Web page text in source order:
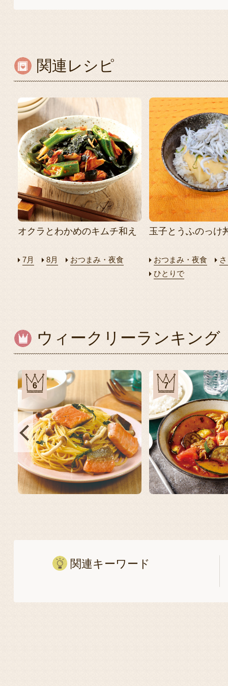
関連レシピ
オクラとわかめのキムチ和え
7月 8月 おつまみ・夜食
玉子とうふのっけ
おつまみ・夜食
ひとりで
ウィークリーランキング
6 7
関連キーワード